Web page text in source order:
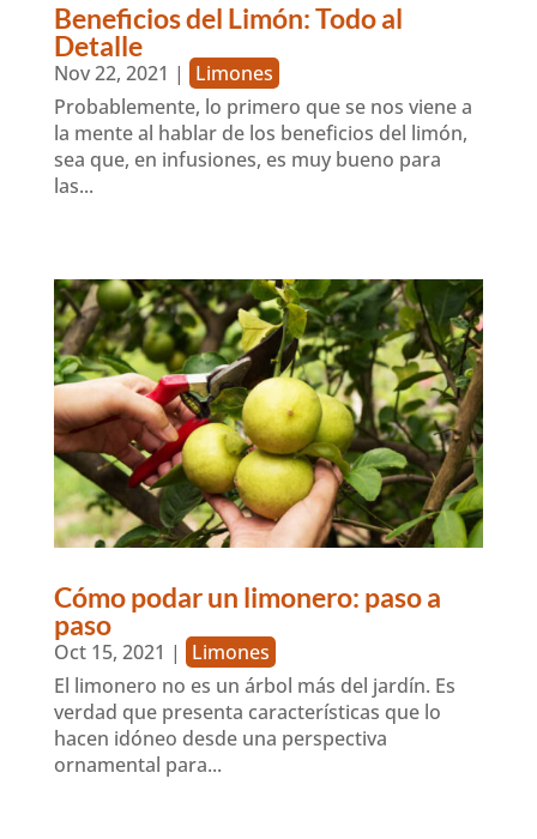
Beneficios del Limón: Todo al
Detalle
Nov 22, 2021 |
Limones
Probablemente, lo primero que se nos viene a
la mente al hablar de los beneficios del limón,
sea que, en infusiones, es muy bueno para
las...
Cómo podar un limonero: paso a
paso
Oct 15, 2021 |
Limones
El limonero no es un árbol más del jardín. Es
verdad que presenta características que lo
hacen idóneo desde una perspectiva
ornamental para...